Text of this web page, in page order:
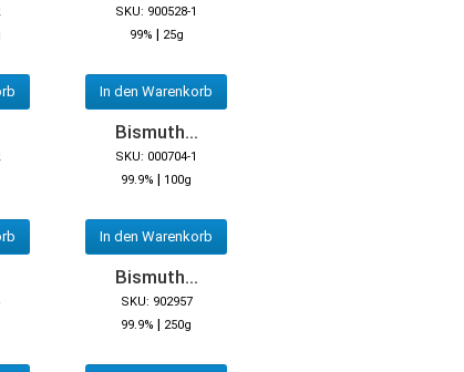
SKU: 900528-1
99% | 25g
In den Warenkorb
Bismuth...
SKU: 000704-1
99.9% | 100g
In den Warenkorb
Bismuth...
SKU: 902957
99.9% | 250g